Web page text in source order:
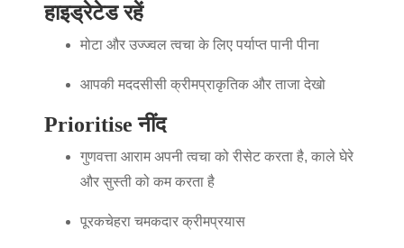
हाइड्रेटेड रहें
मोटा और उज्ज्वल त्वचा के लिए पर्याप्त पानी पीना
आपकी मददसीसी क्रीमप्राकृतिक और ताजा देखो
Prioritise नींद
गुणवत्ता आराम अपनी त्वचा को रीसेट करता है, काले घेरे
और सुस्ती को कम करता है
पूरकचेहरा चमकदार क्रीमप्रयास